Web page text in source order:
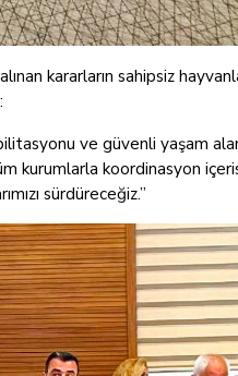
kararların sahipsiz
ve güvenli yaşam
kurumlarla koordinasyon
sürdüreceğiz.”